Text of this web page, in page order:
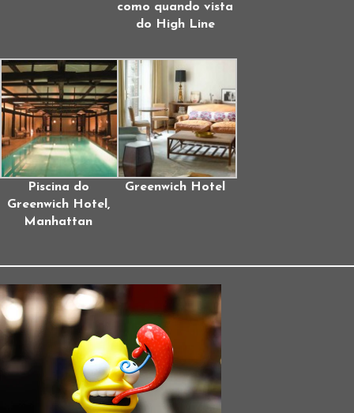
como quando vista
do High Line
Piscina do
Greenwich Hotel,
Manhattan
Greenwich Hotel